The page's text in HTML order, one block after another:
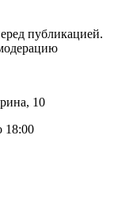
публикацией.
10
18:00